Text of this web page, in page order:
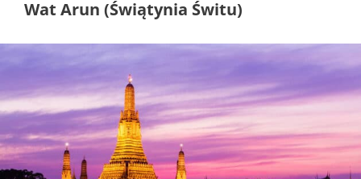
Wat Arun (Świątynia Świtu)